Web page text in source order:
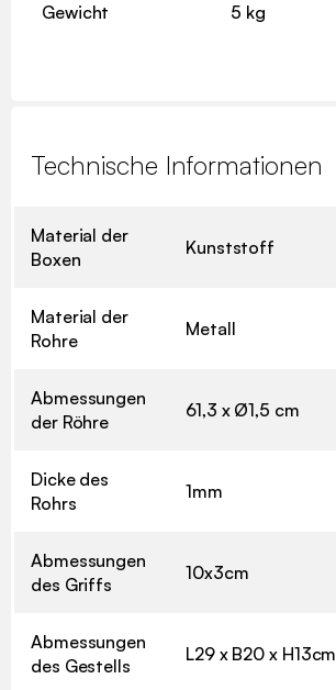
Gewicht 5 kg
Technische Informationen
Material der
Boxen
Kunststoff
Material der
Rohre
Metall
Abmessungen
der Röhre
61,3 x Ø1,5 cm
Dicke des
Rohrs
1mm
Abmessungen
des Griffs
10x3cm
Abmessungen
des Gestells
L29 x B20 x H13cm